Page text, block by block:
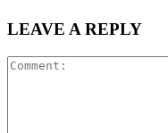
LEAVE A REPLY